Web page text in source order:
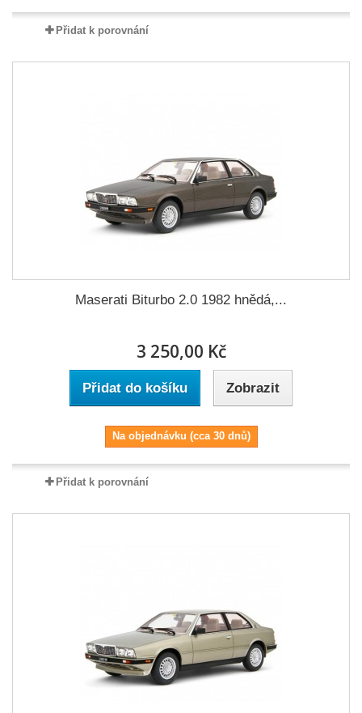
Přidat k porovnání
Maserati Biturbo 2.0 1982 hnědá,...
3 250,00 Kč
Přidat do košíku Zobrazit
Na objednávku (cca 30 dnů)
Přidat k porovnání